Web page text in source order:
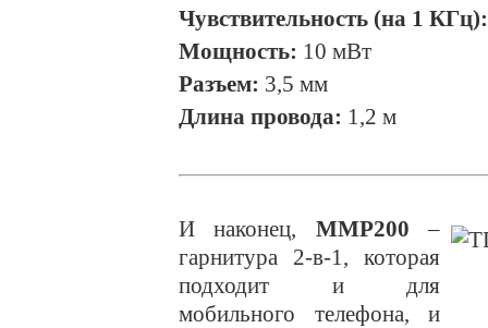
Чувствительность (на 1 КГц):
Мощность: 10 мВт
Разъем: 3,5 мм
Длина провода: 1,2 м
И наконец, MMP200 –
гарнитура 2-в-1, которая
подходит и для
мобильного телефона, и